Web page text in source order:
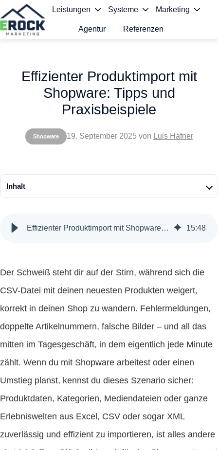
Leistungen Systeme Marketing
Agentur Referenzen
Shopware
Effizienter Produktimport mit
Shopware: Tipps und
Praxisbeispiele
19. September 2025 von Luis Hafner
Inhalt
Effizienter Produktimport mit Shopware: Tipps und Praxisbeispiele 15:48
Der Schweiß steht dir auf der Stirn, während sich die
CSV-Datei mit deinen neuesten Produkten weigert,
korrekt in deinen Shop zu wandern. Fehlermeldungen,
doppelte Artikelnummern, falsche Bilder – und all das
mitten im Tagesgeschäft, in dem eigentlich jede Minute
zählt. Wenn du mit Shopware arbeitest oder einen
Umstieg planst, kennst du dieses Szenario sicher:
Produktdaten, Kategorien, Mediendateien oder ganze
Erlebniswelten aus Excel, CSV oder sogar XML
zuverlässig und effizient zu importieren, ist alles andere